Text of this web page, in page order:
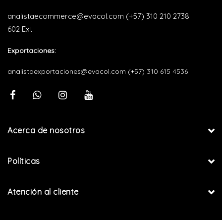
analistaecommerce@evacol.com (+57) 310 210 2738
602 Ext
Exportaciones:
analistaexportaciones@evacol.com (+57) 310 615 4536
Acerca de nosotros
Políticas
Atención al cliente